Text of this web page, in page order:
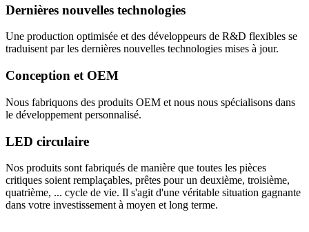
Dernières nouvelles technologies
Une production optimisée et des développeurs de R&D flexibles se
traduisent par les dernières nouvelles technologies mises à jour.
Conception et OEM
Nous fabriquons des produits OEM et nous nous spécialisons dans
le développement personnalisé.
LED circulaire
Nos produits sont fabriqués de manière que toutes les pièces
critiques soient remplaçables, prêtes pour un deuxième, troisième,
quatrième, ... cycle de vie. Il s'agit d'une véritable situation gagnante
dans votre investissement à moyen et long terme.